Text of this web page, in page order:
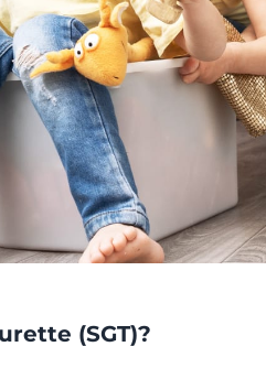
(SGT)?